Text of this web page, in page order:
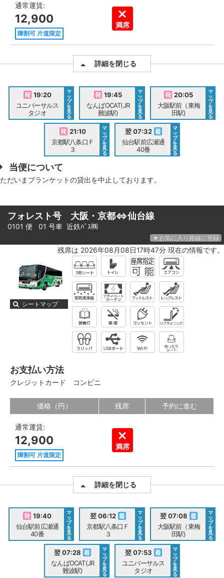
通常運賃:
12,900
障割可 片道限定
満席
詳細を閉じる
19:20
ユニバーサルス
タジオ
マ
ッ
プ
を
見
る
19:45
なんばOCAT(JR
難波駅)
マ
ッ
プ
を
見
る
20:05
大阪駅前（東梅
田駅)
マ
ッ
プ
を
見
る
21:10
京都駅八条口Ｆ
３
マ
ッ
プ
を
見
る
翌 07:32
仙台駅前広瀬通
40番
マ
ッ
プ
を
見
る
当便について
ただいまブランケットの貸出を中止しております。
フォレスト号 大阪・京都⇔仙台線
0101 便 01 号車 近鉄ﾊﾞｽ㈱
★お気に入り路線に登録
残席は 2026年08月08日17時47分 現在の情報です。
シートマップ
お支払い方法
クレジットカード コンビニ
価格（円） 残席 予約に進む
通常運賃:
12,900
障割可 片道限定
満席
詳細を閉じる
19:40
仙台駅前広瀬通
40番
マ
ッ
プ
を
見
る
翌 06:12
京都駅八条口Ｆ
３
マ
ッ
プ
を
見
る
翌 07:08
大阪駅前（東梅
田駅)
マ
ッ
プ
を
見
る
翌 07:28
なんばOCAT(JR
難波駅)
マ
ッ
プ
を
見
る
翌 07:53
ユニバーサルス
タジオ
マ
ッ
プ
を
見
る